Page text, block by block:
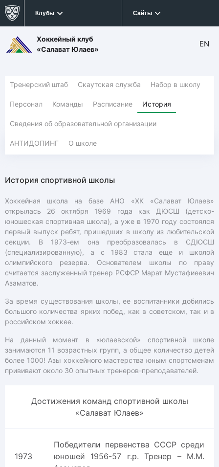
Клубы Сайты
Хоккейный клуб
«Салават Юлаев»
EN
Тренерский штаб Скаутская служба Набор в школу
Персонал Команды Расписание История
Сведения об образовательной организации
АНТИДОПИНГ О школе
История спортивной школы
Хоккейная школа на базе АНО «ХК «Салават Юлаев»
открылась 26 октября 1969 года как ДЮСШ (детско-
юношеская спортивная школа), а уже в 1970 году состоялся
первый выпуск ребят, пришедших в школу из любительской
секции. В 1973-ем она преобразовалась в СДЮСШ
(специализированную), а с 1983 стала еще и школой
олимпийского резерва. Основателем школы по праву
считается заслуженный тренер РСФСР Марат Мустафиеевич
Азаматов.
За время существования школы, ее воспитанники добились
большого количества ярких побед, как в советском, так и в
российском хоккее.
На данный момент в «юлаевской» спортивной школе
занимаются 11 возрастных групп, а общее количество детей
более 1000! Азы хоккейного мастерства юным спортсменам
прививают около 30 опытных тренеров-преподавателей.
Достижения команд спортивной школы
«Салават Юлаев»
1973
Победители первенства СССР среди
юношей 1956-57 г.р. Тренер – М.М.